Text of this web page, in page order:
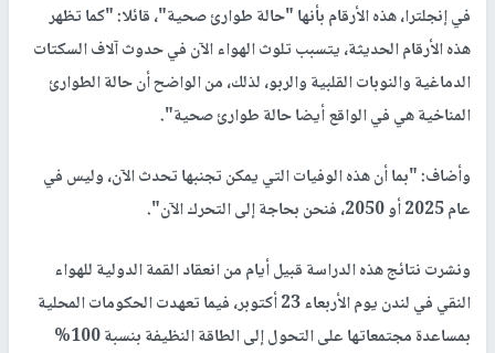
في إنجلترا، هذه الأرقام بأنها "حالة طوارئ صحية"، قائلا: "كما تظهر
هذه الأرقام الحديثة، يتسبب تلوث الهواء الآن في حدوث آلاف السكتات
الدماغية والنوبات القلبية والربو، لذلك، من الواضح أن حالة الطوارئ
المناخية هي في الواقع أيضا حالة طوارئ صحية".
وأضاف: "بما أن هذه الوفيات التي يمكن تجنبها تحدث الآن، وليس في
عام 2025 أو 2050، فنحن بحاجة إلى التحرك الآن".
ونشرت نتائج هذه الدراسة قبيل أيام من انعقاد القمة الدولية للهواء
النقي في لندن يوم الأربعاء 23 أكتوبر، فيما تعهدت الحكومات المحلية
بمساعدة مجتمعاتها على التحول إلى الطاقة النظيفة بنسبة 100%